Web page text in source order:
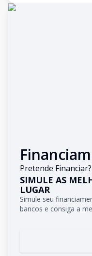
Pretende Financiar?
SIMULE AS
LUGAR
Simule seu
bancos e consiga a